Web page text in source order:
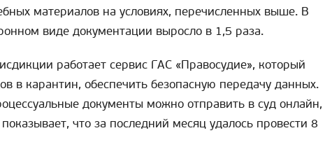
материалов на условиях, перечисленных выше. В
виде документации выросло в 1,5 раза.
работает сервис ГАС «Правосудие», который
в карантин, обеспечить безопасную передачу данных.
документы можно отправить в суд онлайн,
что за последний месяц удалось провести 8